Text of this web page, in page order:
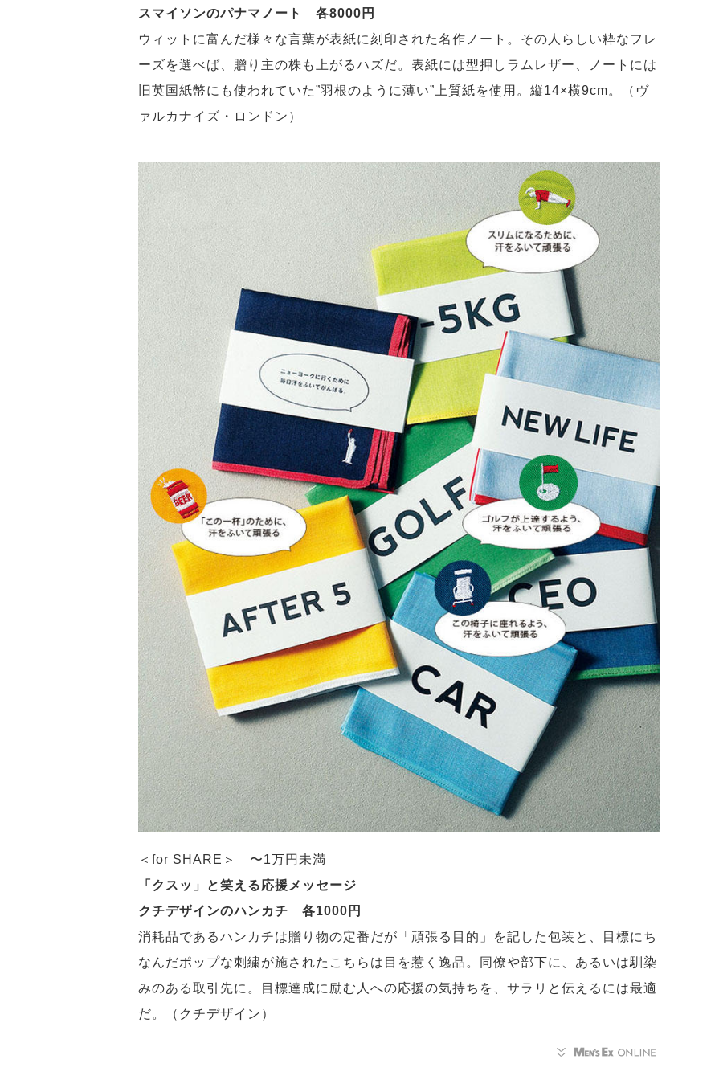
スマイソンのパナマノート 各8000円
ウィットに富んだ様々な言葉が表紙に刻印された名作ノート。その人らしい粋なフレ
ーズを選べば、贈り主の株も上がるハズだ。表紙には型押しラムレザー、ノートには
旧英国紙幣にも使われていた”羽根のように薄い”上質紙を使用。縦14×横9cm。（ヴ
ァルカナイズ・ロンドン）
＜for SHARE＞ 〜1万円未満
「クスッ」と笑える応援メッセージ
クチデザインのハンカチ 各1000円
消耗品であるハンカチは贈り物の定番だが「頑張る目的」を記した包装と、目標にち
なんだポップな刺繍が施されたこちらは目を惹く逸品。同僚や部下に、あるいは馴染
みのある取引先に。目標達成に励む人への応援の気持ちを、サラリと伝えるには最適
だ。（クチデザイン）